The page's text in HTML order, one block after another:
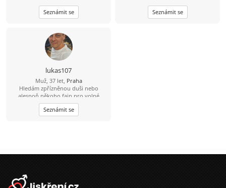
Seznámit se Seznámit se
lukas107
Muž, 37 let, Praha
Hledám zpřízněnou duši nebo
alespoň někoho fajn pro volné
chvíle. ????
Seznámit se